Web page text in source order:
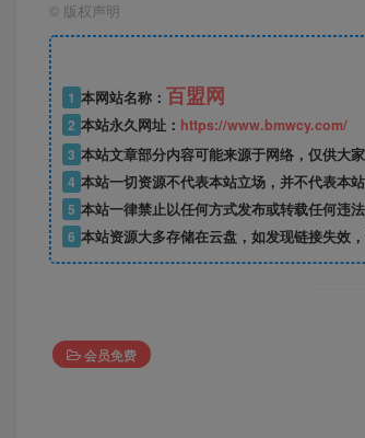
© 版权声明
1 本网站名称： 百盟网
2 本站永久网址： https://www.bmwcy.com/
3 本站文章部分内容可能来源于网络，仅供大
4 本站一切资源不代表本站立场，并不代表本
5 本站一律禁止以任何方式发布或转载任何违
6 本站资源大多存储在云盘，如发现链接失效
会员免费